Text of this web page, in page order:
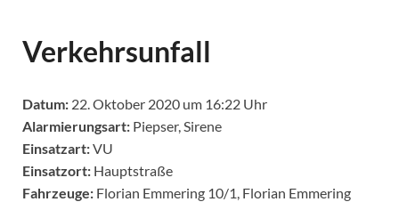
Verkehrsunfall
Datum: 22. Oktober 2020 um 16:22 Uhr
Alarmierungsart: Piepser, Sirene
Einsatzart:VU
Einsatzort: Hauptstraße
Fahrzeuge: Florian Emmering 10/1, Florian Emmering